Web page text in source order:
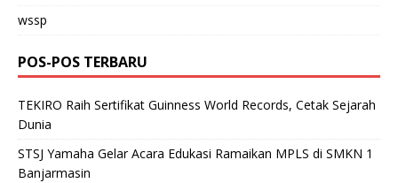
wssp
POS-POS TERBARU
TEKIRO Raih Sertifikat Guinness World Records, Cetak Sejarah
Dunia
STSJ Yamaha Gelar Acara Edukasi Ramaikan MPLS di SMKN 1
Banjarmasin